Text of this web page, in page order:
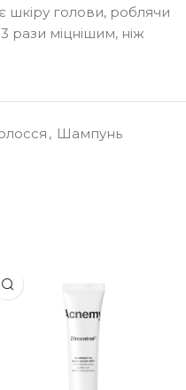
шкіру голови, роблячи
рази міцнішим, ніж
, Шампунь